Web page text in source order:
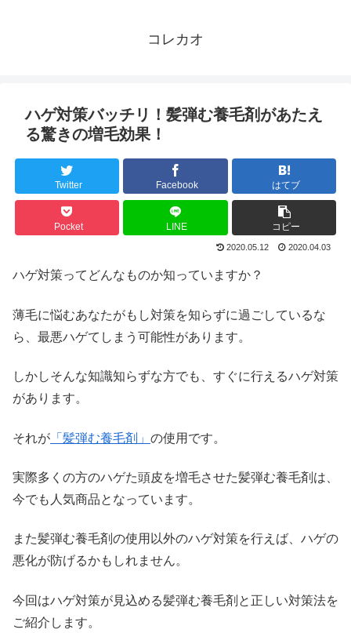
コレカオ
ハゲ対策バッチリ！髪弾む養毛剤があたえ
る驚きの増毛効果！
Twitter Facebook はてブ
Pocket LINE コピー
2020.05.12 2020.04.03
ハゲ対策ってどんなものか知っていますか？
薄毛に悩むあなたがもし対策を知らずに過ごしているな
ら、最悪ハゲてしまう可能性があります。
しかしそんな知識知らずな方でも、すぐに行えるハゲ対策
があります。
それが 「髪弾む養毛剤」 の使用です。
実際多くの方のハゲた頭皮を増毛させた髪弾む養毛剤は、
今でも人気商品となっています。
また髪弾む養毛剤の使用以外のハゲ対策を行えば、ハゲの
悪化が防げるかもしれません。
今回はハゲ対策が見込める髪弾む養毛剤と正しい対策法を
ご紹介します。